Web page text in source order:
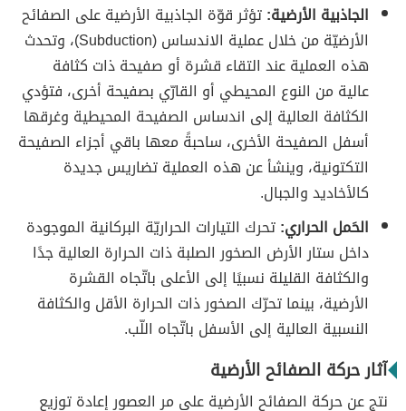
الجاذبية الأرضية:تؤثر قوّة الجاذبية الأرضية على الصفائح
الأرضيّة من خلال عملية الاندساس (Subduction)، وتحدث
هذه العملية عند التقاء قشرة أو صفيحة ذات كثافة
عالية من النوع المحيطي أو القارّي بصفيحة أخرى، فتؤدي
الكثافة العالية إلى اندساس الصفيحة المحيطية وغرقها
أسفل الصفيحة الأخرى، ساحبةً معها باقي أجزاء الصفيحة
التكتونية، وينشأ عن هذه العملية تضاريس جديدة
كالأخاديد والجبال.
الحَمل الحراري:تحرك التيارات الحراريّة البركانية الموجودة
داخل ستار الأرض الصخور الصلبة ذات الحرارة العالية جدًا
والكثافة القليلة نسبيًا إلى الأعلى باتّجاه القشرة
الأرضية، بينما تحرّك الصخور ذات الحرارة الأقل والكثافة
النسبية العالية إلى الأسفل باتّجاه اللّب.
آثار حركة الصفائح الأرضية
نتج عن حركة الصفائح الأرضية على مر العصور إعادة توزيع